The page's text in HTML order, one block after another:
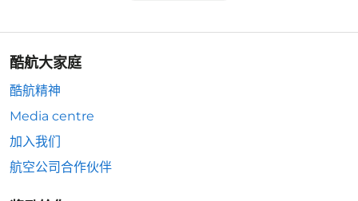
酷航大家庭
酷航精神
Media centre
加入我们
航空公司合作伙伴